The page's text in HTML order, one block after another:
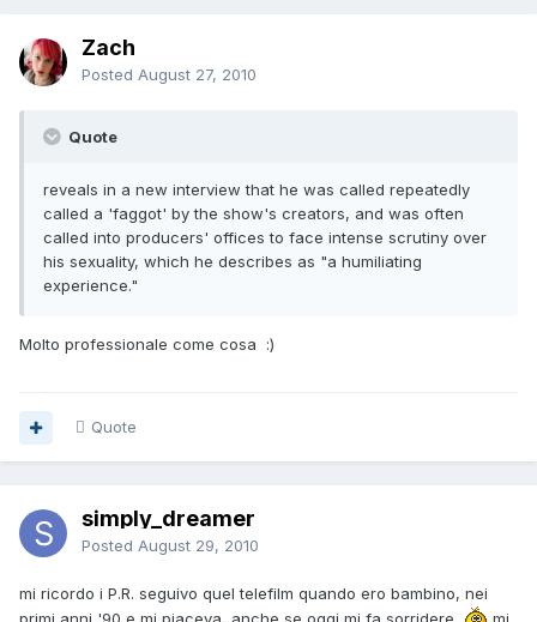
Zach
Posted August 27, 2010
Quote
reveals in a new interview that he was called repeatedly
called a 'faggot' by the show's creators, and was often
called into producers' offices to face intense scrutiny over
his sexuality, which he describes as "a humiliating
experience."
Molto professionale come cosa :)
Quote
simply_dreamer
Posted August 29, 2010
mi ricordo i P.R. seguivo quel telefilm quando ero bambino, nei